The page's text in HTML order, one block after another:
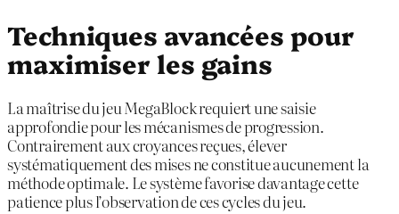
Techniques avancées pour
maximiser les gains
La maîtrise du jeu MegaBlock requiert une saisie
approfondie pour les mécanismes de progression.
Contrairement aux croyances reçues, élever
systématiquement des mises ne constitue aucunement la
méthode optimale. Le système favorise davantage cette
patience plus l’observation de ces cycles du jeu.